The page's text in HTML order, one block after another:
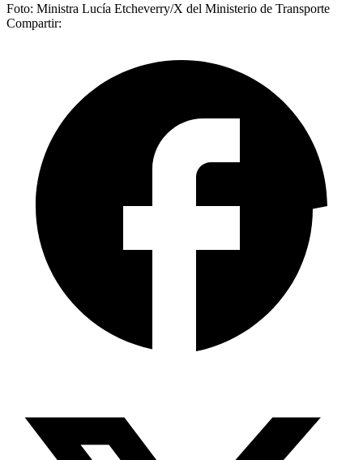
Foto: Ministra Lucía Etcheverry/X del Ministerio de Transporte
Compartir: